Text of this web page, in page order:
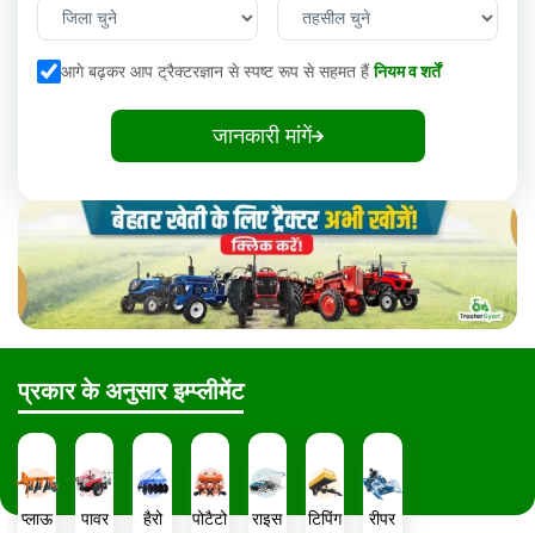
आगे बढ़कर आप ट्रैक्टरज्ञान से स्पष्ट रूप से सहमत हैं नियम व शर्तें
जानकारी मांगें
प्रकार के अनुसार इम्प्लीमेंट
प्लाऊ
पावर
हैरो
पोटैटो
राइस
टिपिंग
रीपर